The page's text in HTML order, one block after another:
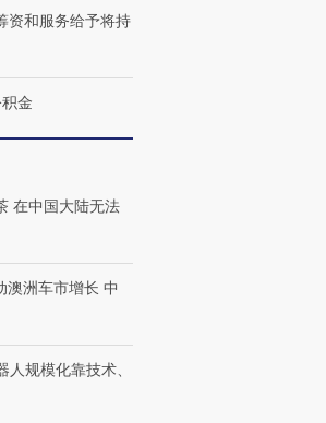
体内含3种
育部长拱下台
寻找100种
资和服务给予将持
金
在中国大陆无法
澳洲车市增长 中
规模化靠技术、